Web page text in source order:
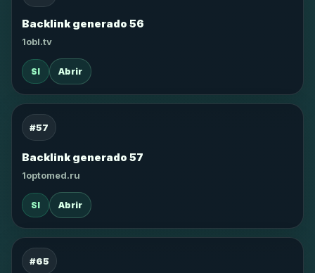
Backlink generado 56
1obl.tv
SI Abrir
#57
Backlink generado 57
1optomed.ru
SI Abrir
#65